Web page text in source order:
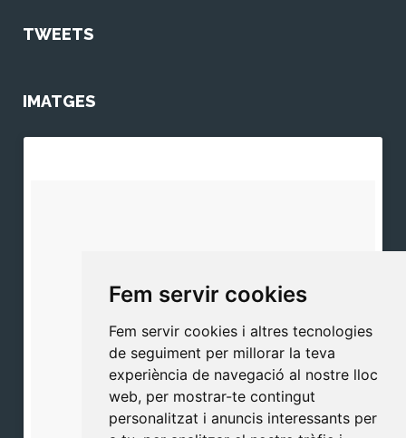
Fem servir cookies
Fem servir cookies i altres tecnologies
de seguiment per millorar la teva
experiència de navegació al nostre lloc
web, per mostrar-te contingut
personalitzat i anuncis interessants per
TWEETS
IMATGES